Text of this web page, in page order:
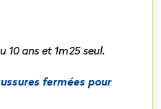
10 ans et 1m25 seul.
fermées pour